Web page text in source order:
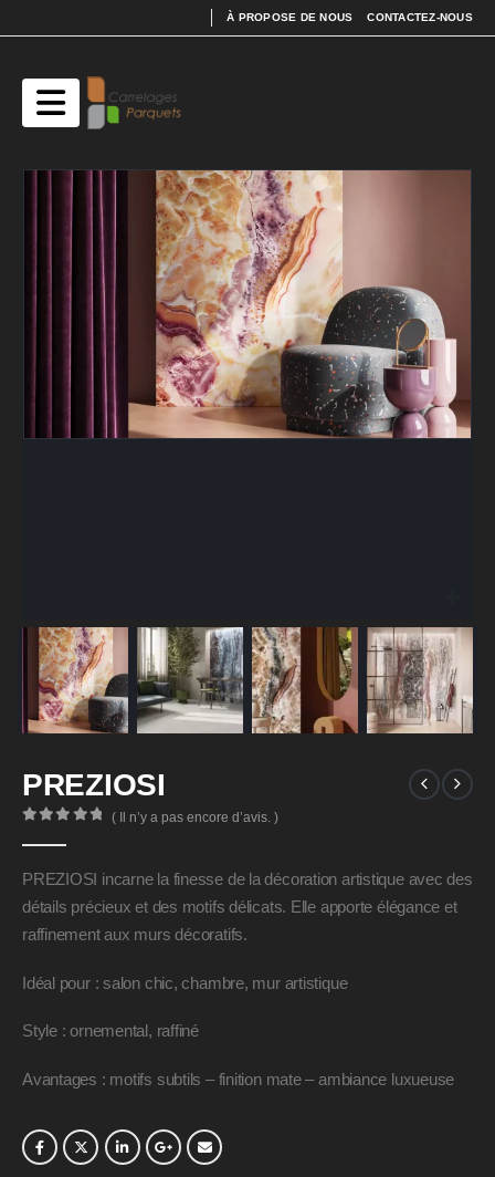
À PROPOSE DE NOUS CONTACTEZ-NOUS
PREZIOSI
( Il n’y a pas encore d’avis. )
PREZIOSI incarne la finesse de la décoration artistique avec des
détails précieux et des motifs délicats. Elle apporte élégance et
raffinement aux murs décoratifs.
Idéal pour : salon chic, chambre, mur artistique
Style : ornemental, raffiné
Avantages : motifs subtils – finition mate – ambiance luxueuse